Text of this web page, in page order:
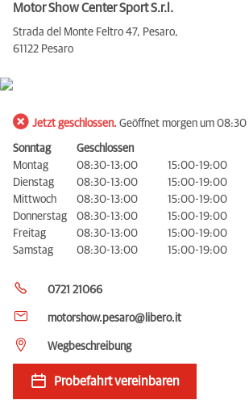
Motor Show Center Sport S.r.l.
Strada del Monte Feltro 47, Pesaro,
61122 Pesaro
Jetzt geschlossen. Geöffnet morgen um 08:30
Sonntag
Geschlossen
Montag
08:30-13:00
15:00-19:00
Dienstag
08:30-13:00
15:00-19:00
Mittwoch
08:30-13:00
15:00-19:00
Donnerstag
08:30-13:00
15:00-19:00
Freitag
08:30-13:00
15:00-19:00
Samstag
08:30-13:00 15:00-19:00
0721 21066
motorshow.pesaro@libero.it
Wegbeschreibung
Probefahrt vereinbaren